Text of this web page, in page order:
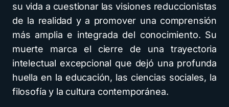
su vida a cuestionar las visiones reduccionistas
de la realidad y a promover una comprensión
más amplia e integrada del conocimiento. Su
muerte marca el cierre de una trayectoria
intelectual excepcional que dejó una profunda
huella en la educación, las ciencias sociales, la
filosofía y la cultura contemporánea.